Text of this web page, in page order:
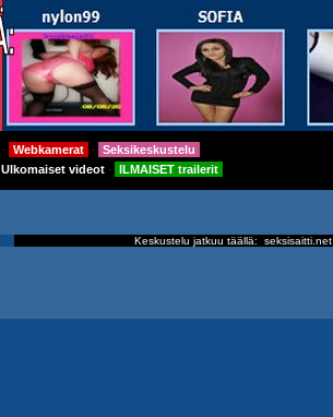
⋅ Webkamerat ⋅
Seksikeskustelu
Ulkomaiset videot ⋅ ILMAISET trailerit
Keskustelu jatkuu täällä: seksisaitti.net